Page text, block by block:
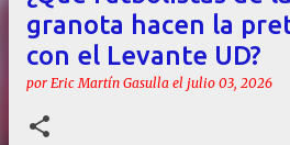
granota hacen la
con el Levante UD?
por Eric Martín Gasulla el julio 03, 2026